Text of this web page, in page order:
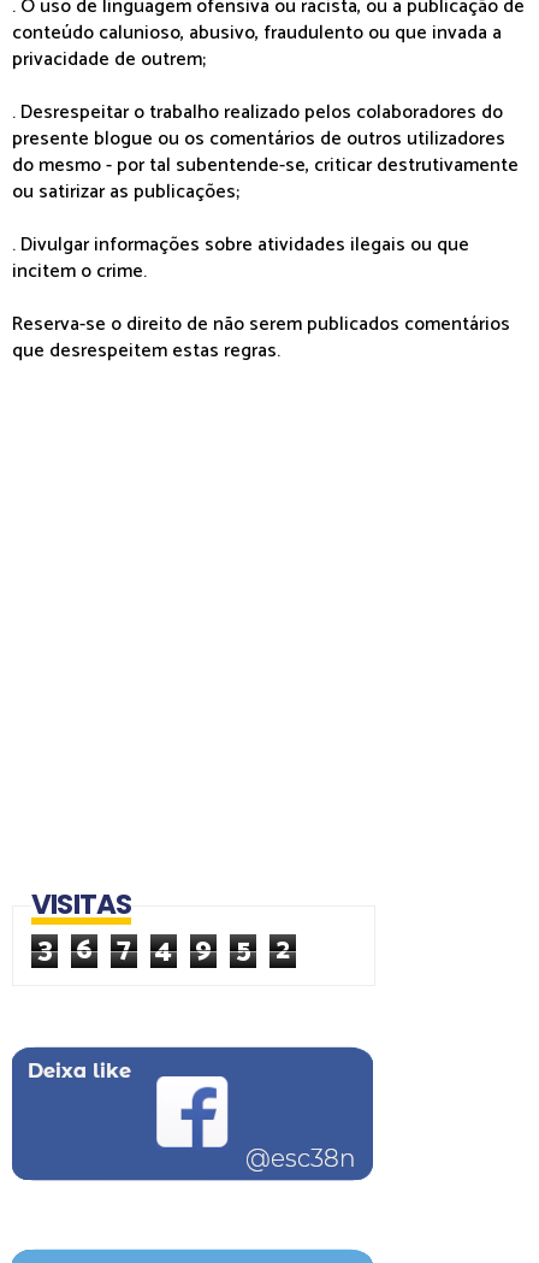
. O uso de linguagem ofensiva ou racista, ou a publicação de
conteúdo calunioso, abusivo, fraudulento ou que invada a
privacidade de outrem;
. Desrespeitar o trabalho realizado pelos colaboradores do
presente blogue ou os comentários de outros utilizadores
do mesmo - por tal subentende-se, criticar destrutivamente
ou satirizar as publicações;
. Divulgar informações sobre atividades ilegais ou que
incitem o crime.
Reserva-se o direito de não serem publicados comentários
que desrespeitem estas regras.
VISITAS
3 6 7 4 9 5 2